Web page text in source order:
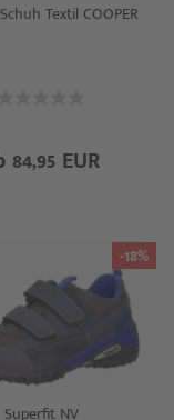
Textil COOPER
84,95 EUR
-18%
Superfit NV